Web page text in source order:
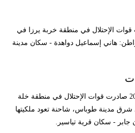
اعتقلت قوات الإحتلال في منطقة خربة يرزا في
هاني إسماعيل دواهدة - سكان مدينة
مساء يوم 27. 02. 2023 صادرت قوات الإحتلال في منطقة خلة
شرق مدينة طوباس، شاحنة تعود ملكيتها
جابر - سكان قرية تياسير.